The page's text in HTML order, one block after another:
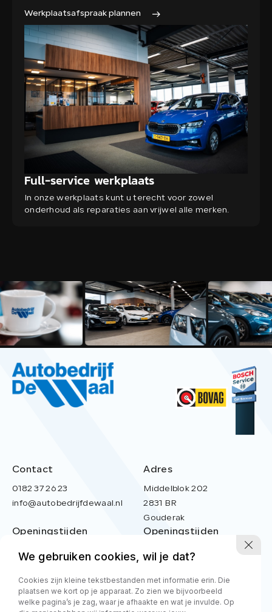
Werkplaatsafspraak plannen
Full-service werkplaats
In onze werkplaats kunt u terecht voor zowel
onderhoud als reparaties aan vrijwel alle merken.
Contact
0182 37 26 23
info@autobedrijfdewaal.nl
Adres
Middelblok 202
2831 BR
Gouderak
Openingstijden
Ma t/m vr: 8.00 - 17.00
Openingstijden
Ma t/m Vr: 08:30 - 18:00
Zaterdag
09:00 - 14:00
Zondag
Gesloten
We gebruiken cookies, wil je dat?
Cookies zijn kleine tekstbestanden met informatie erin. Die
plaatsen we kort op je apparaat. Zo zien we bijvoorbeeld
welke pagina’s je zag, waar je afhaakte en wat je invulde. Op